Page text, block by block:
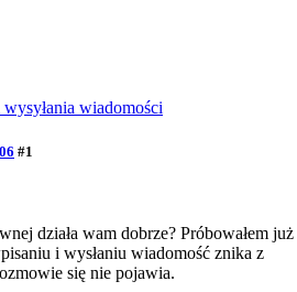
wiadomości
#1
działa wam dobrze? Próbowałem już
i wysłaniu wiadomość znika z
się nie pojawia.